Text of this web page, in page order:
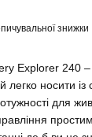
знижки
Explorer 240
носити із
для